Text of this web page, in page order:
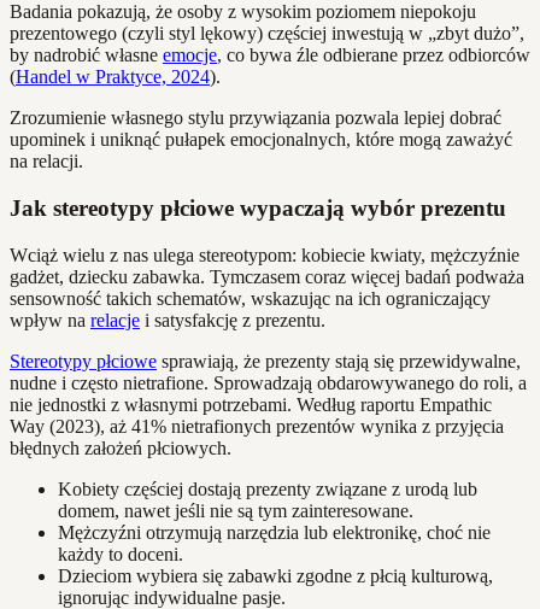
Badania pokazują, że osoby z wysokim poziomem niepokoju
prezentowego (czyli styl lękowy) częściej inwestują w „zbyt dużo”,
by nadrobić własne emocje, co bywa źle odbierane przez odbiorców
(Handel w Praktyce, 2024).
Zrozumienie własnego stylu przywiązania pozwala lepiej dobrać
upominek i uniknąć pułapek emocjonalnych, które mogą zaważyć
na relacji.
Jak stereotypy płciowe wypaczają wybór prezentu
Wciąż wielu z nas ulega stereotypom: kobiecie kwiaty, mężczyźnie
gadżet, dziecku zabawka. Tymczasem coraz więcej badań podważa
sensowność takich schematów, wskazując na ich ograniczający
wpływ na relacje i satysfakcję z prezentu.
Stereotypy płciowe sprawiają, że prezenty stają się przewidywalne,
nudne i często nietrafione. Sprowadzają obdarowywanego do roli, a
nie jednostki z własnymi potrzebami. Według raportu Empathic
Way (2023), aż 41% nietrafionych prezentów wynika z przyjęcia
błędnych założeń płciowych.
Kobiety częściej dostają prezenty związane z urodą lub
domem, nawet jeśli nie są tym zainteresowane.
Mężczyźni otrzymują narzędzia lub elektronikę, choć nie
każdy to doceni.
Dzieciom wybiera się zabawki zgodne z płcią kulturową,
ignorując indywidualne pasje.